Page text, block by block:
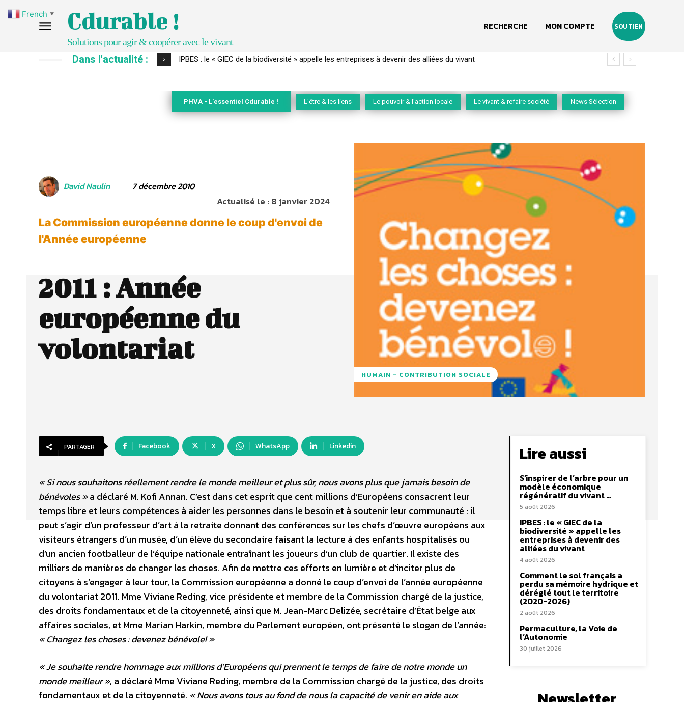
Cdurable !
Solutions pour agir & coopérer avec le vivant
RECHERCHE MON COMPTE SOUTIEN
Dans l'actualité : > Comment le sol français a perdu sa mémoire hydrique et déréglé tout le territoire (2020-2026)
PHVA - L'essentiel Cdurable ! L'être & les liens Le pouvoir & l'action locale Le vivant & refaire société News Sélection
David Naulin 7 décembre 2010
Actualisé le :8 janvier 2024
La Commission européenne donne le coup d'envoi de
l'Année européenne
2011 : Année
européenne du
volontariat
HUMAIN - CONTRIBUTION SOCIALE
PARTAGER Facebook X WhatsApp Linkedin
« Si nous souhaitons réellement rendre le monde meilleur et plus sûr, nous avons plus que jamais besoin de
bénévoles »a déclaré M. Kofi Annan. C’est dans cet esprit que cent millions d’Européens consacrent leur
temps libre et leurs compétences à aider les personnes dans le besoin et à soutenir leur communauté : il
peut s’agir d’un professeur d’art à la retraite donnant des conférences sur les chefs d’œuvre européens aux
visiteurs étrangers d’un musée, d’un élève du secondaire faisant la lecture à des enfants hospitalisés ou
d’un ancien footballeur de l’équipe nationale entraînant les joueurs d’un club de quartier. Il existe des
milliers de manières de changer les choses. Afin de mettre ces efforts en lumière et d’inciter plus de
citoyens à s’engager à leur tour, la Commission européenne a donné le coup d’envoi de l’année européenne
du volontariat 2011. Mme Viviane Reding, vice présidente et membre de la Commission chargé de la justice,
des droits fondamentaux et de la citoyenneté, ainsi que M. Jean-Marc Delizée, secrétaire d’État belge aux
affaires sociales, et Mme Marian Harkin, membre du Parlement européen, ont présenté le slogan de l’année:
« Changez les choses : devenez bénévole! »
« Je souhaite rendre hommage aux millions d’Européens qui prennent le temps de faire de notre monde un
monde meilleur », a déclaré Mme Viviane Reding, membre de la Commission chargé de la justice, des droits
fondamentaux et de la citoyenneté. « Nous avons tous au fond de nous la capacité de venir en aide aux
Lire aussi
S’inspirer de l’arbre pour un
modèle économique
régénératif du vivant …
5 août 2026
IPBES : le « GIEC de la
biodiversité » appelle les
entreprises à devenir des
alliées du vivant
4 août 2026
Comment le sol français a
perdu sa mémoire hydrique et
déréglé tout le territoire
(2020-2026)
2 août 2026
Permaculture, la Voie de
l’Autonomie
30 juillet 2026
French ▼